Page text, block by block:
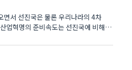
서 선진국은 물론 우리나라의 4차
업혁명의 준비속도는 선진국에 비해